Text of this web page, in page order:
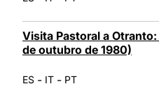
Visita Pastoral a
de outubro de 1980)
ES - IT - PT